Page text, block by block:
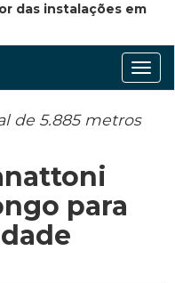
das instalações em
de 5.885 metros
para